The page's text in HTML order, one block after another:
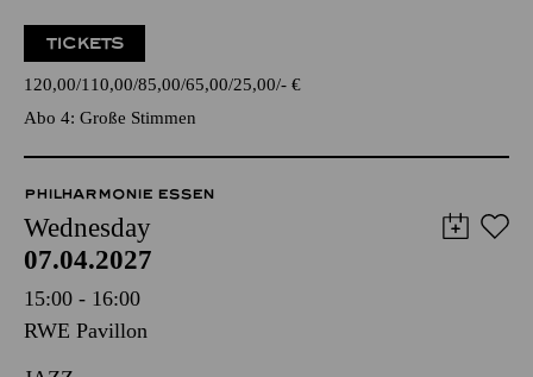
TICKETS
120,00 110,00 85,00 65,00 25,00 - €
Abo 4: Große Stimmen
PHILHARMONIE ESSEN
Wednesday
07.04.2027
15:00 - 16:00
RWE Pavillon